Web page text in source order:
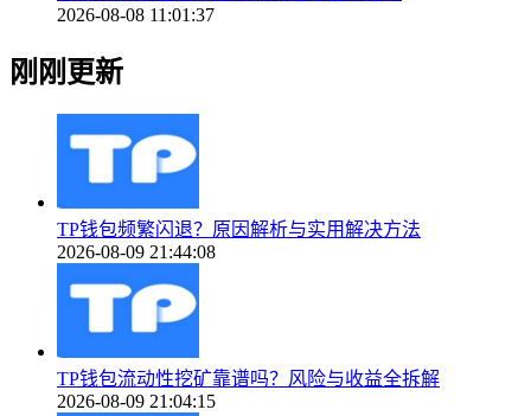
2026-08-08 11:01:37
刚刚更新
TP钱包频繁闪退？原因解析与实用解决方法
2026-08-09 21:44:08
TP钱包流动性挖矿靠谱吗？风险与收益全拆解
2026-08-09 21:04:15